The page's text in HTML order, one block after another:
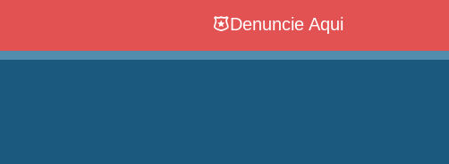
Denuncie Aqui